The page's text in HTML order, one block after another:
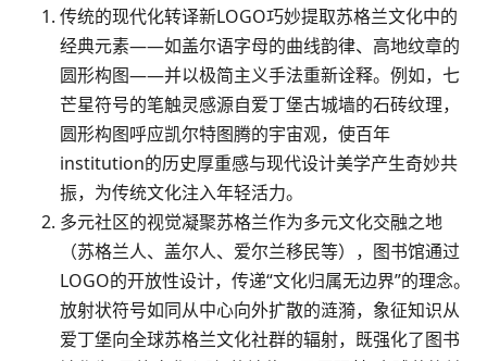
传统的现代化转译新LOGO巧妙提取苏格兰文化中的
经典元素——如盖尔语字母的曲线韵律、高地纹章的
圆形构图——并以极简主义手法重新诠释。例如，七
芒星符号的笔触灵感源自爱丁堡古城墙的石砖纹理，
圆形构图呼应凯尔特图腾的宇宙观，使百年
institution的历史厚重感与现代设计美学产生奇妙共
振，为传统文化注入年轻活力。​
多元社区的视觉凝聚苏格兰作为多元文化交融之地
（苏格兰人、盖尔人、爱尔兰移民等），图书馆通过
LOGO的开放性设计，传递“文化归属无边界”的理念。
放射状符号如同从中心向外扩散的涟漪，象征知识从
爱丁堡向全球苏格兰文化社群的辐射，既强化了图书